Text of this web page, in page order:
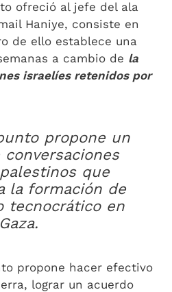
ofreció al jefe del ala
Haniye, consiste en
de ello establece una
a cambio de la
israelíes retenidos por
propone un
que
la formación de
tecnocrático en
Gaza.
propone hacer efectivo
lograr un acuerdo